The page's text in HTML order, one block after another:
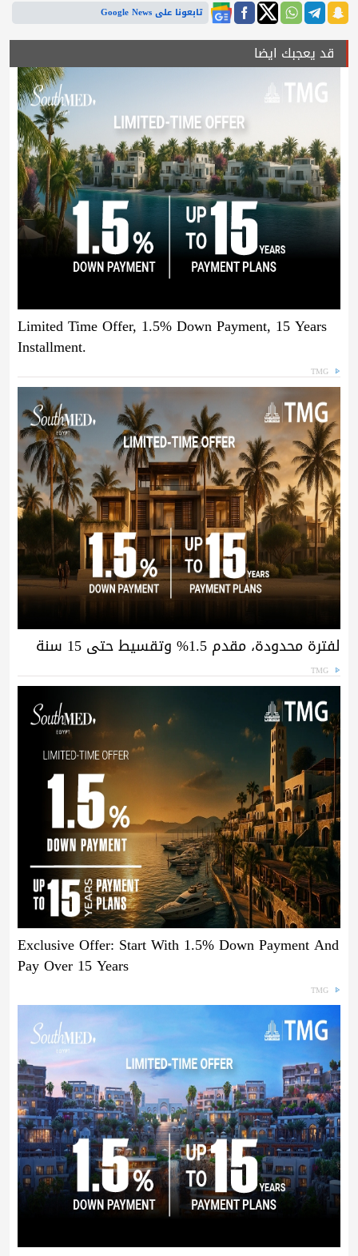
تابعونا على Google News
قد يعجبك ايضا
Limited Time Offer, 1.5% Down Payment, 15 Years
Installment.
TMG
لفترة محدودة، مقدم 1.5% وتقسيط حتى 15 سنة
TMG
Exclusive Offer: Start With 1.5% Down Payment And
Pay Over 15 Years
TMG